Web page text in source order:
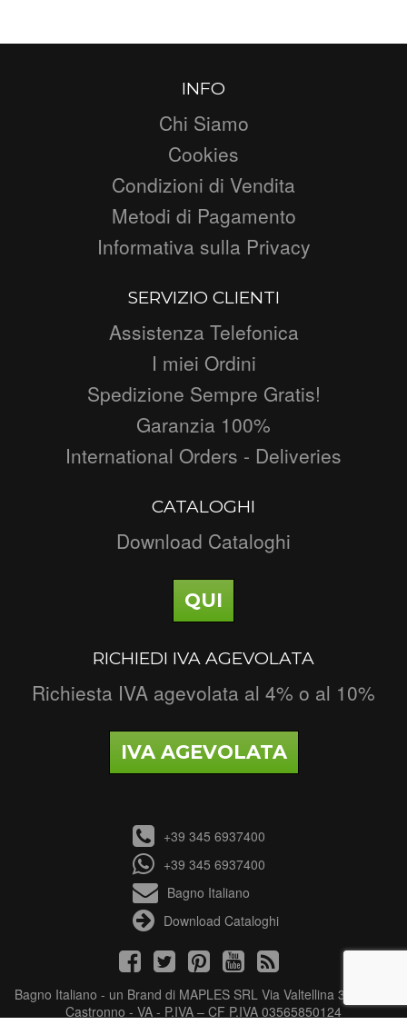
INFO
Chi Siamo
Cookies
Condizioni di Vendita
Metodi di Pagamento
Informativa sulla Privacy
SERVIZIO CLIENTI
Assistenza Telefonica
I miei Ordini
Spedizione Sempre Gratis!
Garanzia 100%
International Orders - Deliveries
CATALOGHI
Download Cataloghi
QUI
RICHIEDI IVA AGEVOLATA
Richiesta IVA agevolata al 4% o al 10%
IVA AGEVOLATA
+39 345 6937400
+39 345 6937400
Bagno Italiano
Download Cataloghi
Bagno Italiano - un Brand di MAPLES SRL Via Valtellina 3 - 21040
Castronno - VA - P.IVA – CF P.IVA 03565850124